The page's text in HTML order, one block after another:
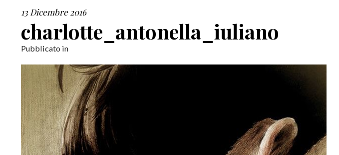
13 Dicembre 2016
charlotte_antonella_iuliano
Pubblicato in